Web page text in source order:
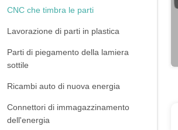
CNC che timbra le parti
Lavorazione di parti in plastica
Parti di piegamento della lamiera
sottile
Ricambi auto di nuova energia
Connettori di immagazzinamento
dell'energia